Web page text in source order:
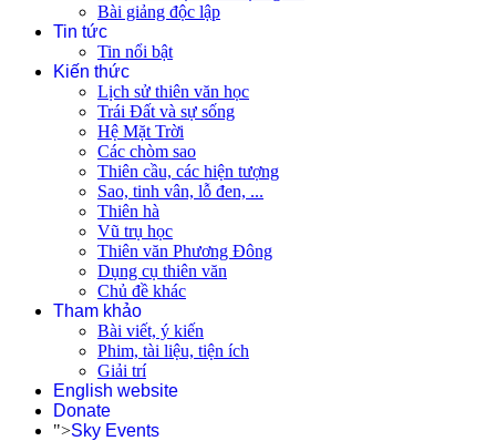
Bài giảng độc lập
Tin tức
Tin nổi bật
Kiến thức
Lịch sử thiên văn học
Trái Đất và sự sống
Hệ Mặt Trời
Các chòm sao
Thiên cầu, các hiện tượng
Sao, tinh vân, lỗ đen, ...
Thiên hà
Vũ trụ học
Thiên văn Phương Đông
Dụng cụ thiên văn
Chủ đề khác
Tham khảo
Bài viết, ý kiến
Phim, tài liệu, tiện ích
Giải trí
English website
Donate
">Sky Events